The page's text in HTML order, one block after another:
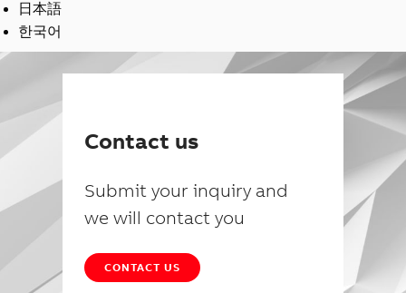
日本語
한국어
Contact us
Submit your inquiry and
we will contact you
CONTACT US